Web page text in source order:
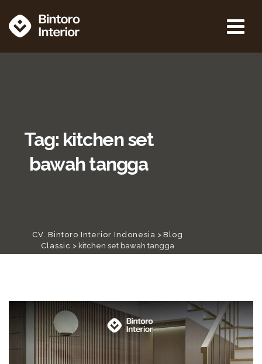
Tag: kitchen set
bawah tangga
CV. Bintoro Interior Indonesia > Blog
Classic > kitchen set bawah tangga